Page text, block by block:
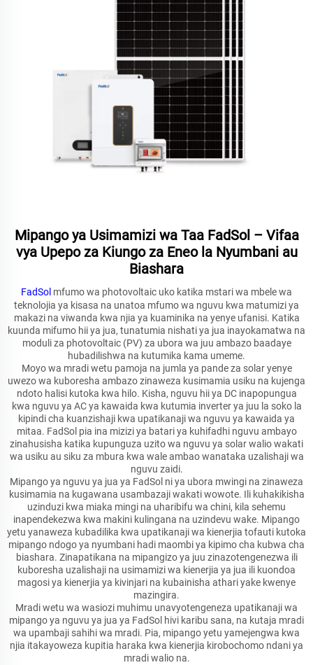
Mipango ya Usimamizi wa Taa FadSol – Vifaa
vya Upepo za Kiungo za Eneo la Nyumbani au
Biashara
FadSol mfumo wa photovoltaic uko katika mstari wa mbele wa
teknolojia ya kisasa na unatoa mfumo wa nguvu kwa matumizi ya
makazi na viwanda kwa njia ya kuaminika na yenye ufanisi. Katika
kuunda mifumo hii ya jua, tunatumia nishati ya jua inayokamatwa na
moduli za photovoltaic (PV) za ubora wa juu ambazo baadaye
hubadilishwa na kutumika kama umeme.
Moyo wa mradi wetu pamoja na jumla ya pande za solar yenye
uwezo wa kuboresha ambazo zinaweza kusimamia usiku na kujenga
ndoto halisi kutoka kwa hilo. Kisha, nguvu hii ya DC inapopungua
kwa nguvu ya AC ya kawaida kwa kutumia inverter ya juu la soko la
kipindi cha kuanzishaji kwa upatikanaji wa nguvu ya kawaida ya
mitaa. FadSol pia ina mizizi ya batari ya kuhifadhi nguvu ambayo
zinahusisha katika kupunguza uzito wa nguvu ya solar walio wakati
wa usiku au siku za mbura kwa wale ambao wanataka uzalishaji wa
nguvu zaidi.
Mipango ya nguvu ya jua ya FadSol ni ya ubora mwingi na zinaweza
kusimamia na kugawana usambazaji wakati wowote. Ili kuhakikisha
uzinduzi kwa miaka mingi na uharibifu wa chini, kila sehemu
inapendekezwa kwa makini kulingana na uzindevu wake. Mipango
yetu yanaweza kubadilika kwa upatikanaji wa kienerjia tofauti kutoka
mipango ndogo ya nyumbani hadi maombi ya kipimo cha kubwa cha
biashara. Zinapatikana na mipangizo ya juu zinazotengenezwa ili
kuboresha uzalishaji na usimamizi wa kienerjia ya jua ili kuondoa
magosi ya kienerjia ya kivinjari na kubainisha athari yake kwenye
mazingira.
Mradi wetu wa wasiozi muhimu unavyotengeneza upatikanaji wa
mipango ya nguvu ya jua ya FadSol hivi karibu sana, na kutaja mradi
wa upambaji sahihi wa mradi. Pia, mipango yetu yamejengwa kwa
njia itakayoweza kupitia haraka kwa kienerjia kirobochomo ndani ya
mradi walio na.